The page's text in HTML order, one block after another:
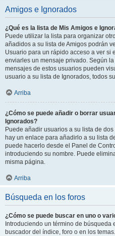
Amigos e Ignorados
¿Qué es la lista de Mis Amigos e
Puede utilizar la lista para organizar
añadidos a su lista de Amigos podrán
Usuario para un rápido acceso a ver si
enviarles un mensaje privado. Según
mensajes de estos usuarios pueden
usuario a su lista de Ignorados, todos
Arriba
¿Cómo se puede añadir o borrar
Ignorados?
Puede añadir usuarios a su lista de
hay un enlace para añadirlo a su lista
puede hacerlo desde el Panel de
introduciendo su nombre. Puede
misma página.
Arriba
Búsqueda en los foros
¿Cómo se puede buscar en uno o
Introduciendo un término de búsqueda
buscador del índice, foro o en los